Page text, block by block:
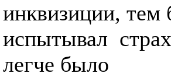
инквизиции,
испытывал
легче было